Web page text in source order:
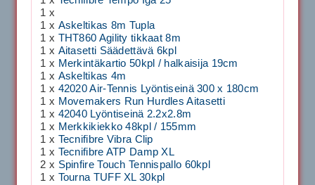
1 x
1 x Askeltikas 8m Tupla
1 x THT860 Agility tikkaat 8m
1 x Aitasetti Säädettävä 6kpl
1 x Merkintäkartio 50kpl / halkaisija 19cm
1 x Askeltikas 4m
1 x 42020 Air-Tennis Lyöntiseinä 300 x 180cm
1 x Movemakers Run Hurdles Aitasetti
1 x 42040 Lyöntiseinä 2.2x2.8m
1 x Merkkikiekko 48kpl / 155mm
1 x Tecnifibre Vibra Clip
1 x Tecnifibre ATP Damp XL
2 x Spinfire Touch Tennispallo 60kpl
1 x Tourna TUFF XL 30kpl